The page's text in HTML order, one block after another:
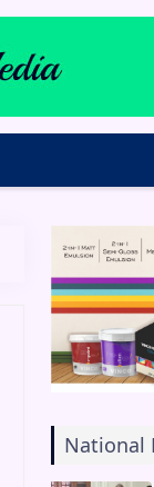
National